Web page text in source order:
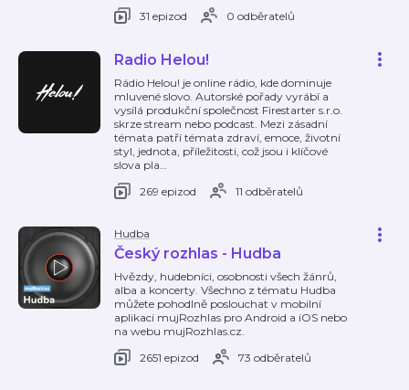
31 epizod
0 odběratelů
Radio Helou!
Rádio Helou! je online rádio, kde dominuje
mluvené slovo. Autorské pořady vyrábí a
vysílá produkční společnost Firestarter s.r.o.
skrze stream nebo podcast. Mezi zásadní
témata patří témata zdraví, emoce, životní
styl, jednota, příležitosti, což jsou i klíčové
slova pla…
269 epizod
11 odběratelů
Hudba
Český rozhlas - Hudba
Hvězdy, hudebníci, osobnosti všech žánrů,
alba a koncerty. Všechno z tématu Hudba
můžete pohodlně poslouchat v mobilní
aplikaci mujRozhlas pro Android a iOS nebo
na webu mujRozhlas.cz.
2651 epizod
73 odběratelů